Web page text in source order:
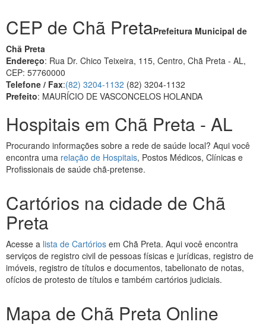
CEP de Chã PretaPrefeitura Municipal de
Chã Preta
Endereço: Rua Dr. Chico Teixeira, 115, Centro, Chã Preta - AL,
CEP: 57760000
Telefone / Fax:(82) 3204-1132 (82) 3204-1132
Prefeito: MAURÍCIO DE VASCONCELOS HOLANDA
Hospitais em Chã Preta - AL
Procurando informações sobre a rede de saúde local? Aqui você
encontra uma relação de Hospitais, Postos Médicos, Clínicas e
Profissionais de saúde chã-pretense.
Cartórios na cidade de Chã
Preta
Acesse a lista de Cartórios em Chã Preta. Aqui você encontra
serviços de registro civil de pessoas físicas e jurídicas, registro de
imóveis, registro de títulos e documentos, tabelionato de notas,
ofícios de protesto de títulos e também cartórios judiciais.
Mapa de Chã Preta Online